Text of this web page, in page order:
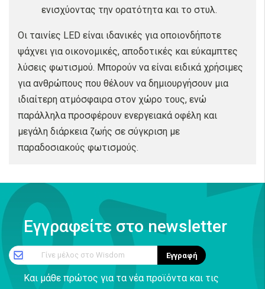
ενισχύοντας την ορατότητα και το στυλ.
Οι ταινίες LED είναι ιδανικές για οποιονδήποτε
ψάχνει για οικονομικές, αποδοτικές και εύκαμπτες
λύσεις φωτισμού. Μπορούν να είναι ειδικά χρήσιμες
για ανθρώπους που θέλουν να δημιουργήσουν μια
ιδιαίτερη ατμόσφαιρα στον χώρο τους, ενώ
παράλληλα προσφέρουν ενεργειακά οφέλη και
μεγάλη διάρκεια ζωής σε σύγκριση με
παραδοσιακούς φωτισμούς.
Εγγραφείτε στο newsletter
Γίνε μέλος στο Wisdom Εγγραφή
Και μάθε πρώτος για τα νέα προϊόντα και τις